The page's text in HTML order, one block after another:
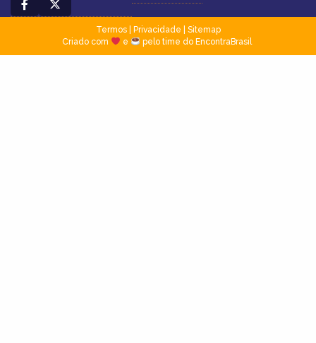
Termos| Privacidade
Sitemap
Criado com
e pelo time do EncontraBrasil